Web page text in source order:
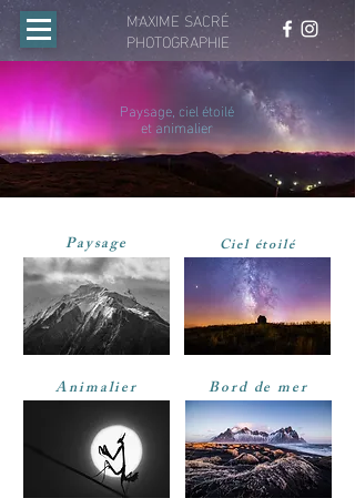
MAXIME SACRÉ
PHOTOGRAPHIE
Paysage, ciel étoilé
et animalier
Paysage Ciel étoilé
Animalier Bord de mer